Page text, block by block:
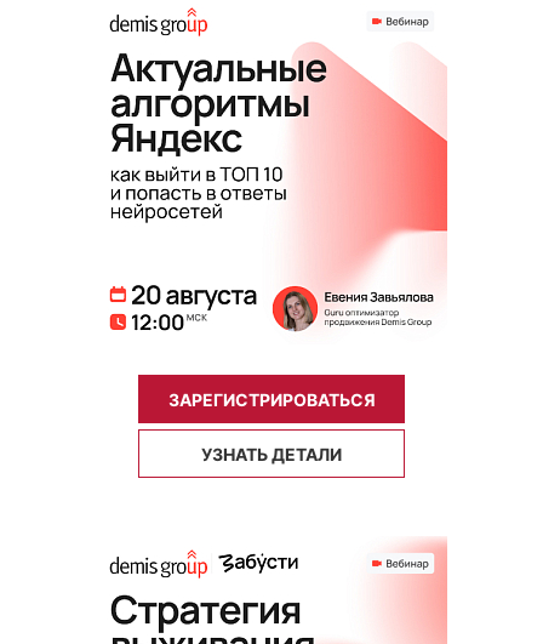
ЗАРЕГИСТРИРОВАТЬСЯ
УЗНАТЬ ДЕТАЛИ